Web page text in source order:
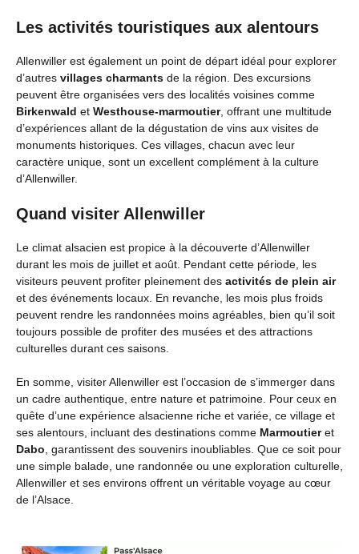
Les activités touristiques aux alentours
Allenwiller est également un point de départ idéal pour explorer
d’autres villages charmants de la région. Des excursions
peuvent être organisées vers des localités voisines comme
Birkenwald et Westhouse-marmoutier, offrant une multitude
d’expériences allant de la dégustation de vins aux visites de
monuments historiques. Ces villages, chacun avec leur
caractère unique, sont un excellent complément à la culture
d’Allenwiller.
Quand visiter Allenwiller
Le climat alsacien est propice à la découverte d’Allenwiller
durant les mois de juillet et août. Pendant cette période, les
visiteurs peuvent profiter pleinement des activités de plein air
et des événements locaux. En revanche, les mois plus froids
peuvent rendre les randonnées moins agréables, bien qu’il soit
toujours possible de profiter des musées et des attractions
culturelles durant ces saisons.
En somme, visiter Allenwiller est l’occasion de s’immerger dans
un cadre authentique, entre nature et patrimoine. Pour ceux en
quête d’une expérience alsacienne riche et variée, ce village et
ses alentours, incluant des destinations comme Marmoutieret
Dabo, garantissent des souvenirs inoubliables. Que ce soit pour
une simple balade, une randonnée ou une exploration culturelle,
Allenwiller et ses environs offrent un véritable voyage au cœur
de l’Alsace.